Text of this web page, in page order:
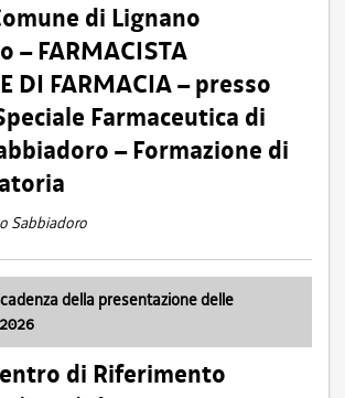
di Lignano
– FARMACISTA
DI FARMACIA – presso
Farmaceutica di
– Formazione di
Sabbiadoro
della presentazione delle
di Riferimento